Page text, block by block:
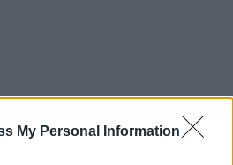
My Personal Information